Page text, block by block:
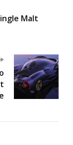
Malt